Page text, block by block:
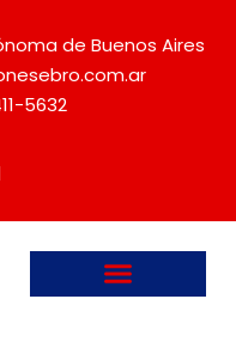
de Buenos Aires
5632